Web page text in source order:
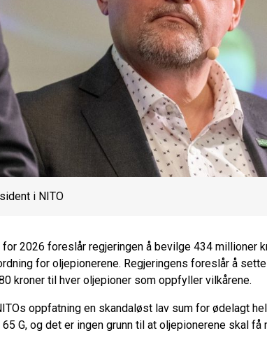
i NITO
2026 foreslår regjeringen å bevilge 434 millioner
for oljepionerene. Regjeringens foreslår å
kroner til hver oljepioner som oppfyller vilkårene.
oppfatning en skandaløst lav sum for ødelagt
G, og det er ingen grunn til at oljepionerene skal